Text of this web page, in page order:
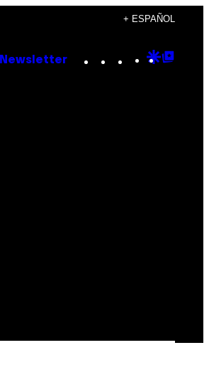
+ ESPAÑOL
Newsletter Instagram
TikTok
YouTube
Google